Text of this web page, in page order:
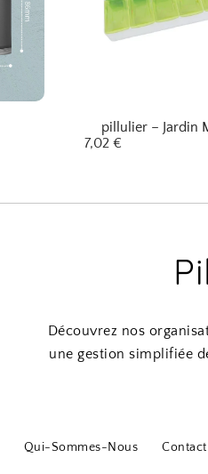
pillulier – Jardin
7,02 €
Découvrez nos
une gestion simplifiée
Qui-Sommes-Nous Contact